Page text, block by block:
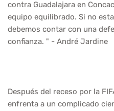
contra Guadalajara en
equipo equilibrado. Si no
debemos contar con una
confianza. " - André Jardine
Después del receso por la
enfrenta a un complicado